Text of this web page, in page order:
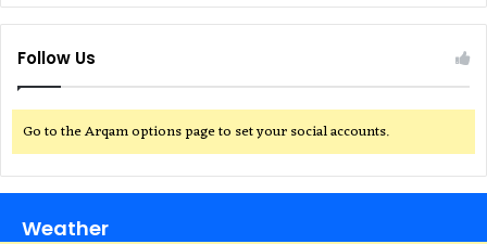
Follow Us
Go to the Arqam options page to set your social accounts.
Weather